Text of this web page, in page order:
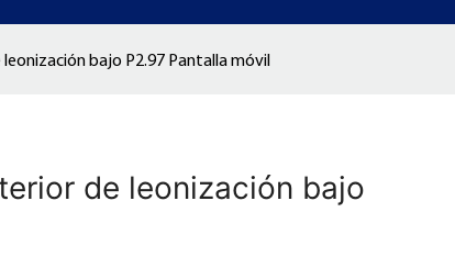
bajo P2.97 Pantalla móvil
de leonización bajo